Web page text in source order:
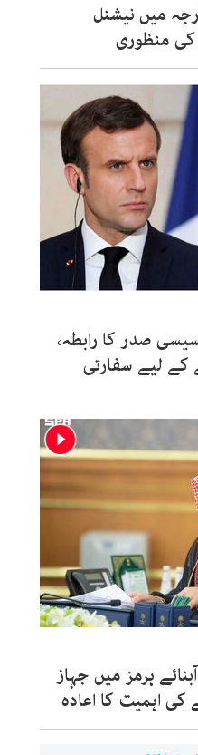
میں نیشنل
کی منظوری
صدر کا رابطہ،
کے لیے سفارتی
ہرمز میں جہاز
کی اہمیت کا اعادہ